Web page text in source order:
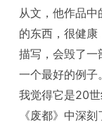
从文，他作品
的东西，很健
描写，会毁了一
一个最好的例子
我觉得它是20
《废都》中深